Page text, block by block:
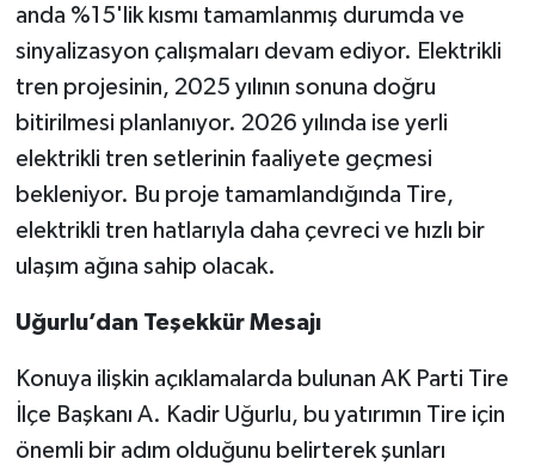
anda %15'lik kısmı tamamlanmış durumda ve
sinyalizasyon çalışmaları devam ediyor. Elektrikli
tren projesinin, 2025 yılının sonuna doğru
bitirilmesi planlanıyor. 2026 yılında ise yerli
elektrikli tren setlerinin faaliyete geçmesi
bekleniyor. Bu proje tamamlandığında Tire,
elektrikli tren hatlarıyla daha çevreci ve hızlı bir
ulaşım ağına sahip olacak.
Uğurlu’dan Teşekkür Mesajı
Konuya ilişkin açıklamalarda bulunan AK Parti Tire
İlçe Başkanı A. Kadir Uğurlu, bu yatırımın Tire için
önemli bir adım olduğunu belirterek şunları